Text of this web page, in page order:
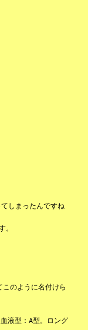
しまったんですね
。
のように名付けら
液型：A型。ロング